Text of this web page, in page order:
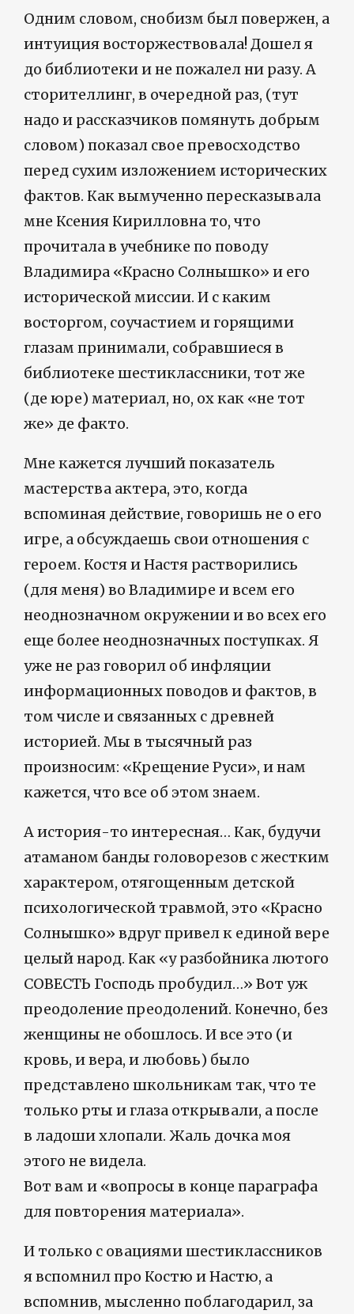
Одним словом, снобизм был повержен, а
интуиция восторжествовала! Дошел я
до библиотеки и не пожалел ни разу. А
сторителлинг, в очередной раз, (тут
надо и рассказчиков помянуть добрым
словом) показал свое превосходство
перед сухим изложением исторических
фактов. Как вымученно пересказывала
мне Ксения Кирилловна то, что
прочитала в учебнике по поводу
Владимира «Красно Солнышко» и его
исторической миссии. И с каким
восторгом, соучастием и горящими
глазам принимали, собравшиеся в
библиотеке шестиклассники, тот же
(де юре) материал, но, ох как «не тот
же» де факто.
Мне кажется лучший показатель
мастерства актера, это, когда
вспоминая действие, говоришь не о его
игре, а обсуждаешь свои отношения с
героем. Костя и Настя растворились
(для меня) во Владимире и всем его
неоднозначном окружении и во всех его
еще более неоднозначных поступках. Я
уже не раз говорил об инфляции
информационных поводов и фактов, в
том числе и связанных с древней
историей. Мы в тысячный раз
произносим: «Крещение Руси», и нам
кажется, что все об этом знаем.
А история-то интересная… Как, будучи
атаманом банды головорезов с жестким
характером, отягощенным детской
психологической травмой, это «Красно
Солнышко» вдруг привел к единой вере
целый народ. Как «у разбойника лютого
СОВЕСТЬ Господь пробудил…» Вот уж
преодоление преодолений. Конечно, без
женщины не обошлось. И все это (и
кровь, и вера, и любовь) было
представлено школьникам так, что те
только рты и глаза открывали, а после
в ладоши хлопали. Жаль дочка моя
этого не видела.
Вот вам и «вопросы в конце параграфа
для повторения материала».
И только с овациями шестиклассников
я вспомнил про Костю и Настю, а
вспомнив, мысленно поблагодарил, за